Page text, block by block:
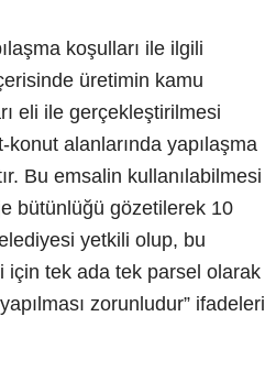
koşulları ile ilgili
üretimin kamu
eli ile gerçekleştirilmesi
alanlarında yapılaşma
Bu emsalin kullanılabilmesi
bütünlüğü gözetilerek 10
yetkili olup, bu
için tek ada tek parsel olarak
zorunludur” ifadeleri